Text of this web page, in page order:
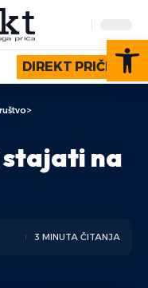
DIREKT PRIČE
>
stajati na
3 MINUTA ČITANJA